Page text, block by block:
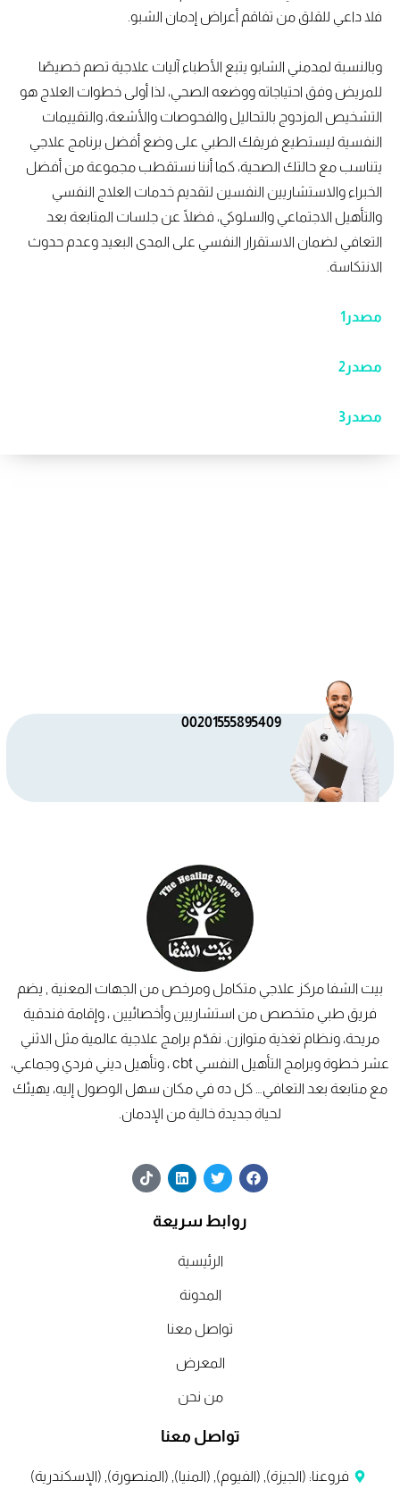
فلا داعي للقلق من تفاقم أعراض إدمان الشبو.
وبالنسبة لمدمني الشابو يتبع الأطباء آليات علاجية تصم خصيصًا
للمريض وفق احتياجاته ووضعه الصحي، لذا أولى خطوات العلاج هو
التشخيص المزدوج بالتحاليل والفحوصات والأشعة، والتقييمات
النفسية ليستطيع فريقك الطبي على وضع أفضل برنامج علاجي
يتناسب مع حالتك الصحية، كما أننا نستقطب مجموعة من أفضل
الخبراء والاستشاريين النفسين لتقديم خدمات العلاج النفسي
والتأهيل الاجتماعي والسلوكي، فضلًا عن جلسات المتابعة بعد
التعافي لضمان الاستقرار النفسي على المدى البعيد وعدم حدوث
الانتكاسة.
مصدر1
مصدر2
مصدر3
00201555895409
بيت الشفا مركز علاجي متكامل ومرخص من الجهات المعنية , يضم
فريق طبي متخصص من استشاريين وأخصائيين ، وإقامة فندقية
مريحة، ونظام تغذية متوازن. نقدّم برامج علاجية عالمية مثل الاثني
عشر خطوة وبرامج التأهيل النفسي cbt ، وتأهيل ديني فردي وجماعي،
مع متابعة بعد التعافي… كل ده في مكان سهل الوصول إليه، يهيئك
لحياة جديدة خالية من الإدمان.
F
a
T
w
t
t
r
L
i
k
e
i
T
i
t روابط سريعة
الرئيسية
المدونة
تواصل معنا
المعرض
من نحن
تواصل معنا
فروعنا: (الجيزة), (الفيوم), (المنيا), (المنصورة), (الإسكندرية)